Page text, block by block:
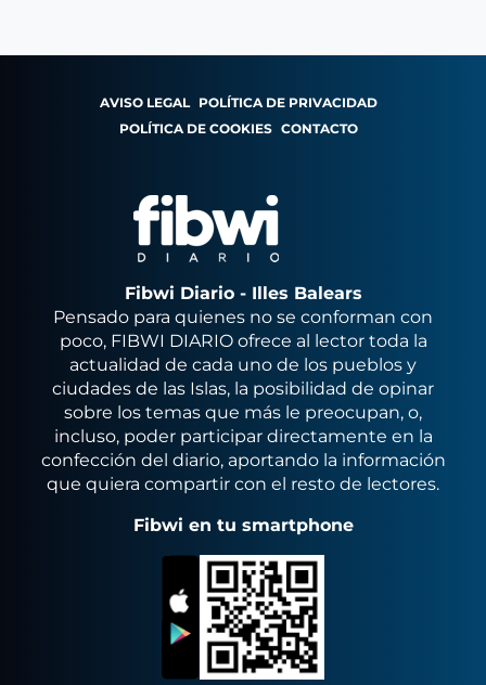
AVISO LEGAL POLÍTICA DE PRIVACIDAD
POLÍTICA DE COOKIES CONTACTO
Fibwi Diario - Illes Balears
Pensado para quienes no se conforman con
poco, FIBWI DIARIO ofrece al lector toda la
actualidad de cada uno de los pueblos y
ciudades de las Islas, la posibilidad de opinar
sobre los temas que más le preocupan, o,
incluso, poder participar directamente en la
confección del diario, aportando la información
que quiera compartir con el resto de lectores.
Fibwi en tu smartphone